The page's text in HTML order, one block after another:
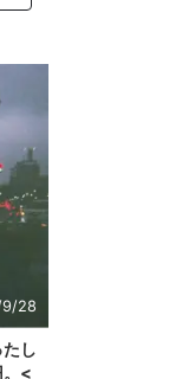
菓子屋。なめ
<下町探訪><